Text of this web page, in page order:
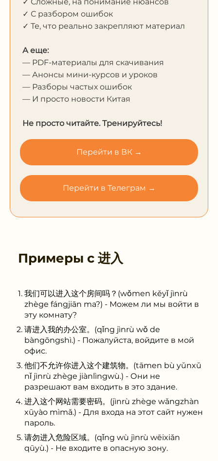
✓ С разбором ошибок
✓ Те, что реально закрепляют материал
А еще:
— PDF-материалы для скачивания
— Анонсы мини-курсов и уроков
— Разборы частых ошибок
— И просто новости Китая
Не просто читайте. Тренируйтесь!
Перейти в ВК →
Перейти в Телеграм →
Примеры с 进入
我们可以进入这个房间吗？(wǒmen kěyǐ jìnrù
zhège fángjiān ma?) - Можем ли мы войти в
эту комнату?
请进入我的办公室。(qǐng jìnrù wǒ de
bàngōngshì.) - Пожалуйста, войдите в мой
офис.
他们不允许你进入这个建筑物。(tāmen bù yǔnxǔ
nǐ jìnrù zhège jiànlìngwù.) - Они не
разрешают вам входить в это здание.
进入这个网站需要密码。(jìnrù zhège wǎngzhàn
xūyào mìmǎ.) - Для входа на этот сайт нужен
пароль.
请勿进入危险区域。(qǐng wù jìnrù wēixiǎn
qūyù.) - Не входите в опасную зону.